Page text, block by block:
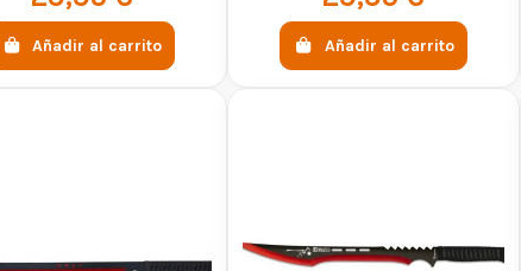
Añadir al carrito Añadir al carrito